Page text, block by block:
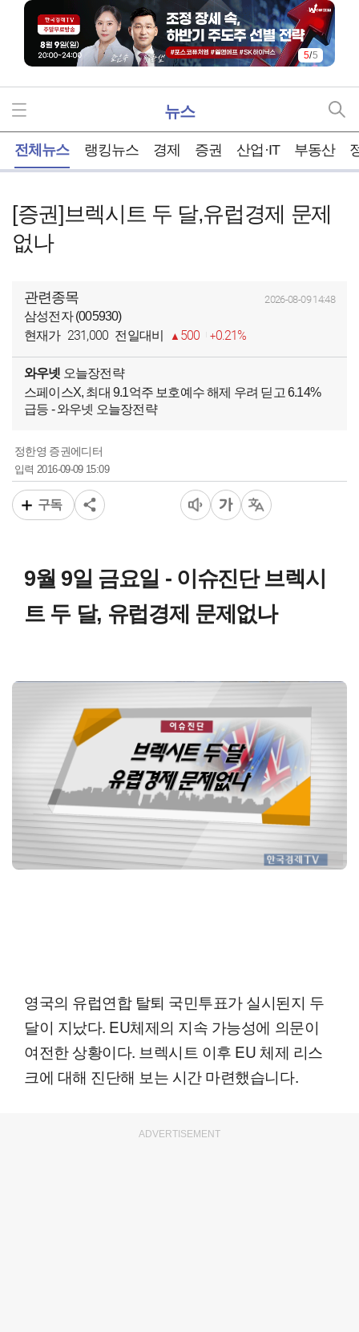
5/5
뉴스
전체뉴스 랭킹뉴스 경제 증권 산업·IT 부동산
[증권]브렉시트 두 달,유럽경제 문제
없나
관련종목 2026-08-09 14:48
삼성전자 (005930)
현재가 231,000 전일대비 500 0.21%
와우넷 오늘장전략
스페이스X, 최대 9.1억주 보호예수 해제 우려 딛고 6.14%
급등 - 와우넷 오늘장전략
정한영 증권에디터
입력2016-09-09 15:09
구독
9월 9일 금요일 - 이슈진단 브렉시
트 두 달, 유럽경제 문제없나
영국의 유럽연합 탈퇴 국민투표가 실시된지 두
달이 지났다. EU체제의 지속 가능성에 의문이
여전한 상황이다. 브렉시트 이후 EU 체제 리스
크에 대해 진단해 보는 시간 마련했습니다.
ADVERTISEMENT